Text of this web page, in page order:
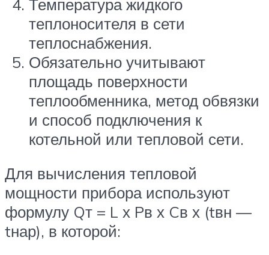
Температура жидкого
теплоносителя в сети
теплоснабжения.
Обязательно учитывают
площадь поверхности
теплообменника, метод обвязки
и способ подключения к
котельной или тепловой сети.
Для вычисления тепловой
мощности прибора используют
формулу Qт = L х Pв х Cв х (tвн —
tнар), в которой: